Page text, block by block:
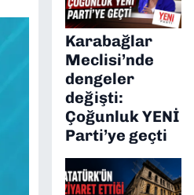
Karabağlar
Meclisi’nde
dengeler
değişti:
Çoğunluk YENİ
Parti’ye geçti